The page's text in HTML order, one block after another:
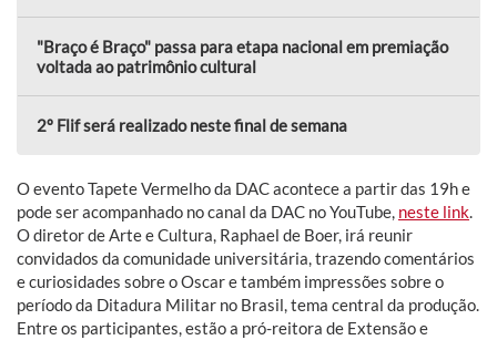
"Braço é Braço" passa para etapa nacional em premiação
voltada ao patrimônio cultural
2º Flif será realizado neste final de semana
O evento Tapete Vermelho da DAC acontece a partir das 19h e
pode ser acompanhado no canal da DAC no YouTube, neste link.
O diretor de Arte e Cultura, Raphael de Boer, irá reunir
convidados da comunidade universitária, trazendo comentários
e curiosidades sobre o Oscar e também impressões sobre o
período da Ditadura Militar no Brasil, tema central da produção.
Entre os participantes, estão a pró-reitora de Extensão e